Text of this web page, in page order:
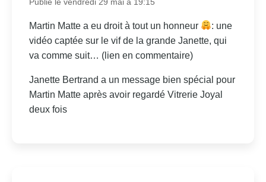
Martin Matte a eu droit à tout un honneur
: une
vidéo captée sur le vif de la grande Janette, qui
va comme suit… (lien en commentaire)
Janette Bertrand a un message bien spécial pour
Martin Matte après avoir regardé Vitrerie Joyal
deux fois